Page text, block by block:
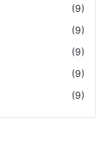
(9)
(9)
(9)
(9)
(9)